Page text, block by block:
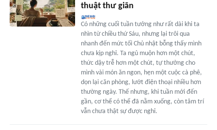
thuật thư giãn
Có những cuối tuần tưởng như rất dài khi ta
nhìn từ chiều thứ Sáu, nhưng lại trôi qua
nhanh đến mức tối Chủ nhật bỗng thấy mình
chưa kịp nghỉ. Ta ngủ muộn hơn một chút,
thức dậy trễ hơn một chút, tự thưởng cho
mình vài món ăn ngon, hẹn một cuộc cà phê,
dọn lại căn phòng, lướt điện thoại nhiều hơn
thường ngày. Thế nhưng, khi tuần mới đến
gần, cơ thể có thể đã nằm xuống, còn tâm trí
vẫn chưa thật sự được nghỉ.